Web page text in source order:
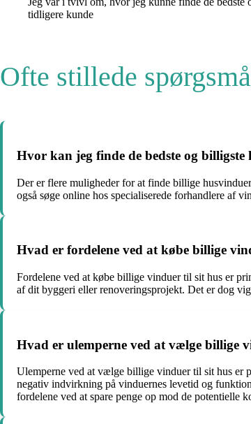
tidligere kunde
Ofte stillede
Hvor kan jeg finde de bedste og
Der er flere muligheder for at finde billige
også søge online hos specialiserede forhandlere af
Hvad er fordelene ved at købe billige
Fordelene ved at købe billige vinduer til sit hus er
af dit byggeri eller renoveringsprojekt. Det er dog
Hvad er ulemperne ved at vælge billige
Ulemperne ved at vælge billige vinduer til sit hus er
negativ indvirkning på vinduernes levetid og
fordelene ved at spare penge op mod de potentielle